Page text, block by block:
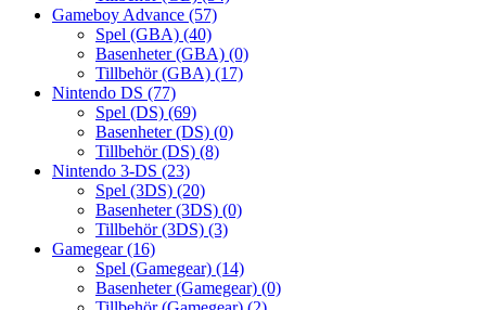
Gameboy Advance (57)
Spel (GBA) (40)
Basenheter (GBA) (0)
Tillbehör (GBA) (17)
Nintendo DS (77)
Spel (DS) (69)
Basenheter (DS) (0)
Tillbehör (DS) (8)
Nintendo 3-DS (23)
Spel (3DS) (20)
Basenheter (3DS) (0)
Tillbehör (3DS) (3)
Gamegear(16)
Spel (Gamegear) (14)
Basenheter (Gamegear) (0)